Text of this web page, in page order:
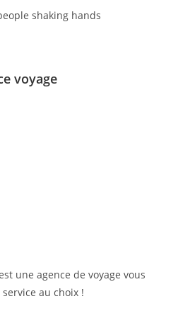
voyage
une agence de voyage vous
au choix !